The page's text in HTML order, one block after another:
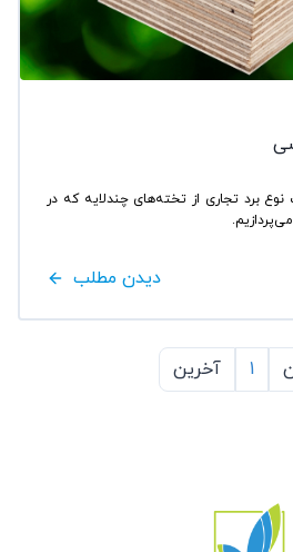
برد تجاری از تخته‌های چند‌لایه که در
دیدن مطلب
1 آخرین